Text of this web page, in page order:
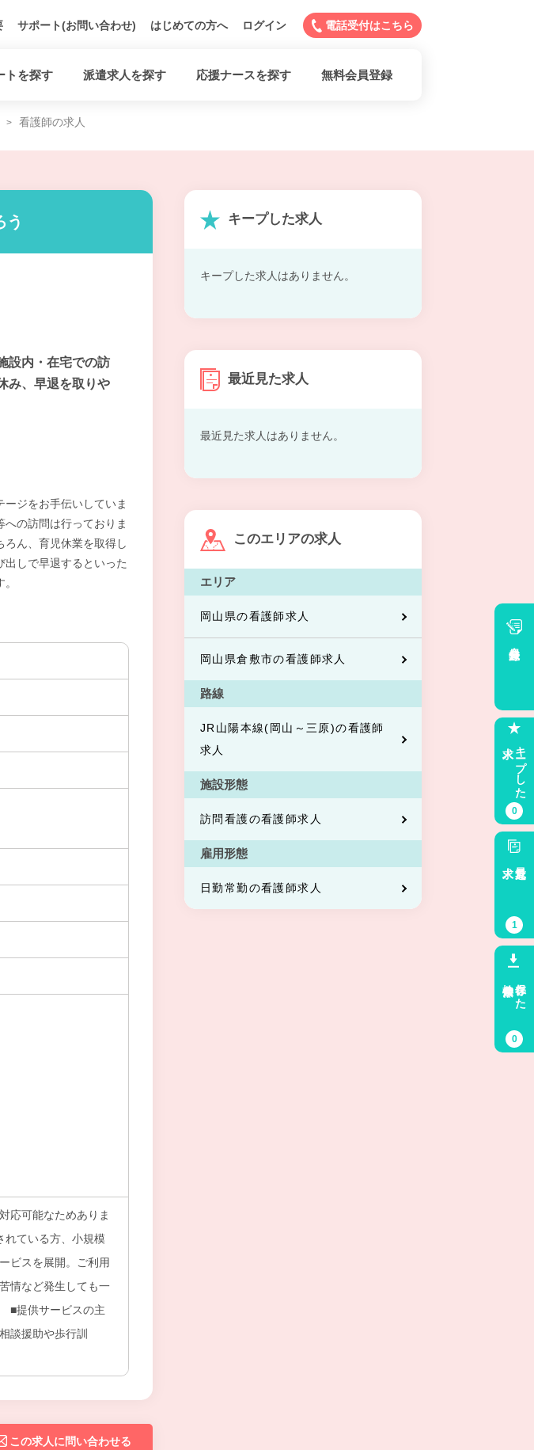
サポート(お問い合わせ) はじめての方へ ログイン 電話受付はこちら
トを探す 派遣求人を探す 応援ナースを探す 無料会員登録
看護師の求人
う
設内・在宅での訪
み、早退を取りや
ジをお手伝いしていま
の訪問は行っておりま
ん、育児休業を取得し
しで早退するといった
応可能なためありま
ている方、小規模
ビスを展開。ご利用
情など発生しても一
■提供サービスの主
談援助や歩行訓
この求人に問い合わせる
キープした求人
キープした求人はありません。
最近見た求人
最近見た求人はありません。
このエリアの求人
エリア
岡山県の看護師求人
岡山県倉敷市の看護師求人
路線
JR山陽本線(岡山～三原)の看護師
求人
施設形態
訪問看護の看護師求人
雇用形態
日勤常勤の看護師求人
キープした
0
最近見た
1
保存した
0